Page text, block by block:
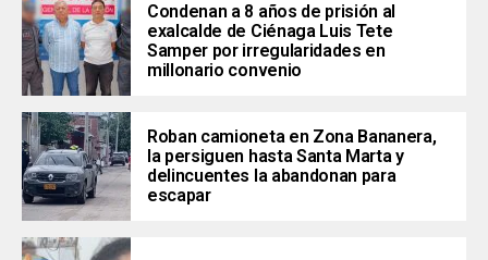
Condenan a 8 años de prisión al
exalcalde de Ciénaga Luis Tete
Samper por irregularidades en
millonario convenio
Roban camioneta en Zona Bananera,
la persiguen hasta Santa Marta y
delincuentes la abandonan para
escapar